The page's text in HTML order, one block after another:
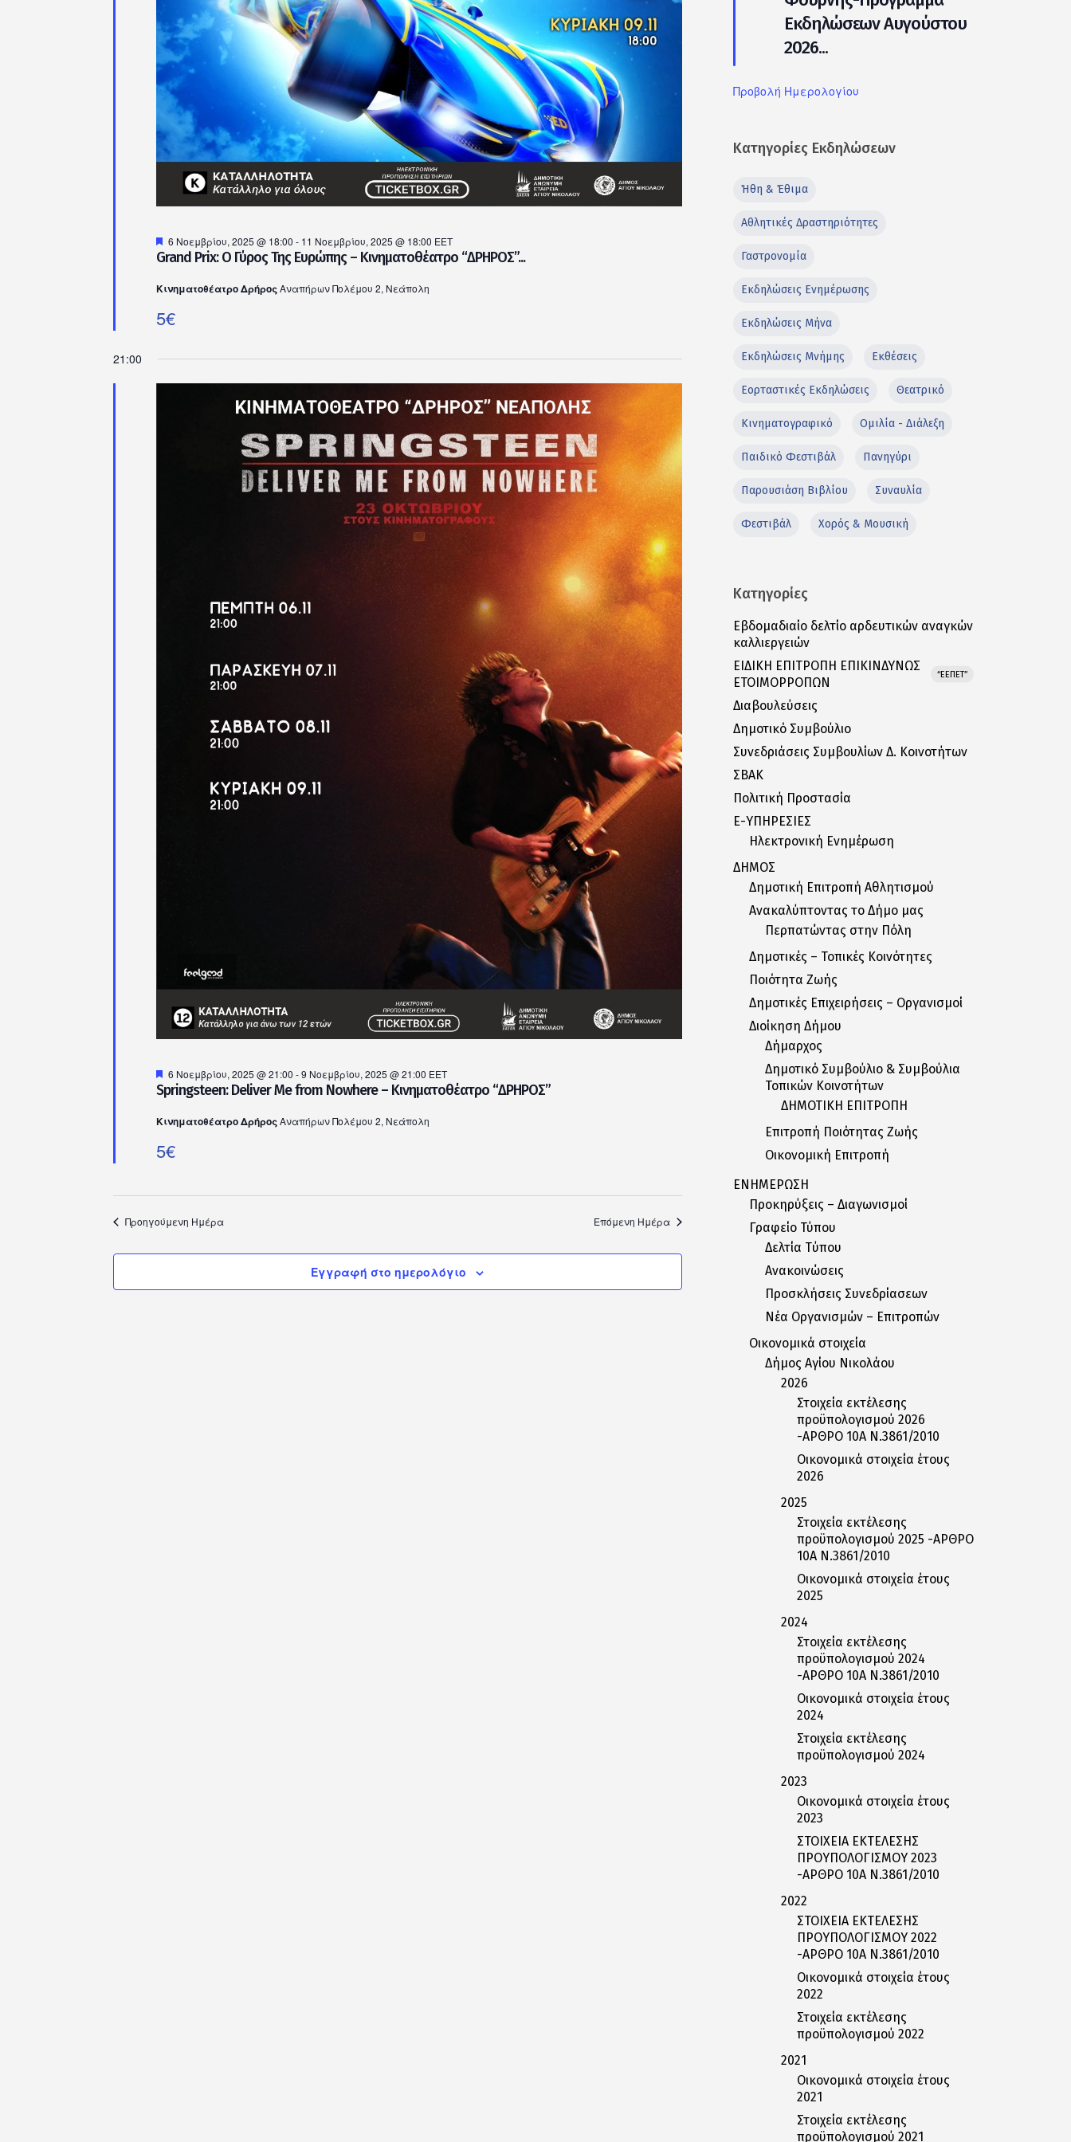
Grand Prix: Ο Γύρος Της Ευρώπης – Κινηματοθέατρο “ΔΡΗΡΟΣ”...
Προτεινόμενο
6 Νοεμβρίου, 2025 @ 18:00 - 11 Νοεμβρίου, 2025 @ 18:00 EET
Κινηματοθέατρο ΔρήροςΑναπήρων Πολέμου 2, Νεάπολη
5€
21:00
Springsteen: Deliver Me from Nowhere – Κινηματοθέατρο “ΔΡΗΡΟΣ”
Προτεινόμενο
6 Νοεμβρίου, 2025 @ 21:00 -9 Νοεμβρίου, 2025 @ 21:00 EET
Κινηματοθέατρο ΔρήροςΑναπήρων Πολέμου 2, Νεάπολη
5€
Προηγούμενη Ημέρα Επόμενη Ημέρα
Εγγραφή στο ημερολόγιο
Εκδηλώσεων Αυγούστου
2026...
Προβολή Ημερολογίου
Κατηγορίες Εκδηλώσεων
Ήθη & Έθιμα
Αθλητικές Δραστηριότητες
Γαστρονομία
Εκδηλώσεις Ενημέρωσης
Εκδηλώσεις Μήνα
Εκδηλώσεις Μνήμης Εκθέσεις
Εορταστικές Εκδηλώσεις Θεατρικό
Κινηματογραφικό Ομιλία - Διάλεξη
Παιδικό Φεστιβάλ Πανηγύρι
Παρουσιάση Βιβλίου Συναυλία
Φεστιβάλ Χορός & Μουσική
Κατηγορίες
Εβδομαδιαίο δελτίο αρδευτικών αναγκών
καλλιεργειών
ΕΙΔΙΚΗ ΕΠΙΤΡΟΠΗ ΕΠΙΚΙΝΔΥΝΩΣ
ΕΤΟΙΜΟΡΡΟΠΩΝ
“ΕΕΠΕΤ”
Διαβουλεύσεις
Δημοτικό Συμβούλιο
Συνεδριάσεις Συμβουλίων Δ. Κοινοτήτων
ΣΒΑΚ
Πολιτική Προστασία
E-ΥΠΗΡΕΣΙΕΣ
Ηλεκτρονική Ενημέρωση
ΔΗΜΟΣ
Δημοτική Επιτροπή Αθλητισμού
Ανακαλύπτοντας το Δήμο μας
Περπατώντας στην Πόλη
Δημοτικές – Τοπικές Κοινότητες
Ποιότητα Ζωής
Δημοτικές Επιχειρήσεις – Οργανισμοί
Διοίκηση Δήμου
Δήμαρχος
Δημοτικό Συμβούλιο & Συμβούλια
Τοπικών Κοινοτήτων
ΔΗΜΟΤΙΚΗ ΕΠΙΤΡΟΠΗ
Επιτροπή Ποιότητας Ζωής
Οικονομική Επιτροπή
ΕΝΗΜΕΡΩΣΗ
Προκηρύξεις – Διαγωνισμοί
Γραφείο Τύπου
Δελτία Tύπου
Ανακοινώσεις
Προσκλήσεις Συνεδρίασεων
Nέα Oργανισμών – Eπιτροπών
Οικονομικά στοιχεία
Δήμος Αγίου Νικολάου
2026
Στοιχεία εκτέλεσης
προϋπολογισμού 2026
-ΑΡΘΡΟ 10Α Ν.3861/2010
Οικονομικά στοιχεία έτους
2026
2025
Στοιχεία εκτέλεσης
προϋπολογισμού 2025 -ΑΡΘΡΟ
10Α Ν.3861/2010
Οικονομικά στοιχεία έτους
2025
2024
Στοιχεία εκτέλεσης
προϋπολογισμού 2024
-ΑΡΘΡΟ 10Α Ν.3861/2010
Οικονομικά στοιχεία έτους
2024
Στοιχεία εκτέλεσης
προϋπολογισμού 2024
2023
Οικονομικά στοιχεία έτους
2023
ΣΤΟΙΧΕΙΑ ΕΚΤΕΛΕΣΗΣ
ΠΡΟΥΠΟΛΟΓΙΣΜΟΥ 2023
-ΑΡΘΡΟ 10Α Ν.3861/2010
2022
ΣΤΟΙΧΕΙΑ ΕΚΤΕΛΕΣΗΣ
ΠΡΟΥΠΟΛΟΓΙΣΜΟΥ 2022
-ΑΡΘΡΟ 10Α Ν.3861/2010
Οικονομικά στοιχεία έτους
2022
Στοιχεία εκτέλεσης
προϋπολογισμού 2022
2021
Οικονομικά στοιχεία έτους
2021
Στοιχεία εκτέλεσης
προϋπολογισμού 2021